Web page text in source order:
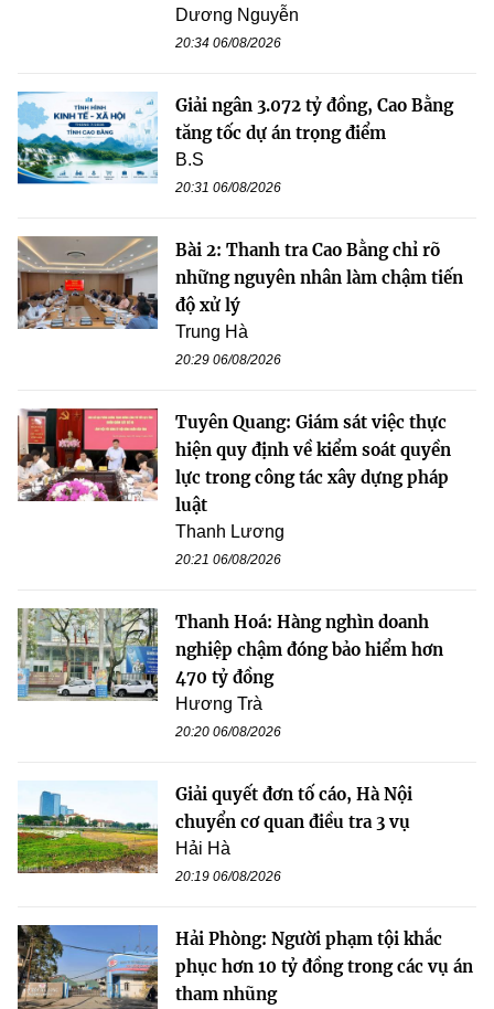
Dương Nguyễn
20:34 06/08/2026
Giải ngân 3.072 tỷ đồng, Cao Bằng
tăng tốc dự án trọng điểm
B.S
20:31 06/08/2026
Bài 2: Thanh tra Cao Bằng chỉ rõ
những nguyên nhân làm chậm tiến
độ xử lý
Trung Hà
20:29 06/08/2026
Tuyên Quang: Giám sát việc thực
hiện quy định về kiểm soát quyền
lực trong công tác xây dựng pháp
luật
Thanh Lương
20:21 06/08/2026
Thanh Hoá: Hàng nghìn doanh
nghiệp chậm đóng bảo hiểm hơn
470 tỷ đồng
Hương Trà
20:20 06/08/2026
Giải quyết đơn tố cáo, Hà Nội
chuyển cơ quan điều tra 3 vụ
Hải Hà
20:19 06/08/2026
Hải Phòng: Người phạm tội khắc
phục hơn 10 tỷ đồng trong các vụ án
tham nhũng